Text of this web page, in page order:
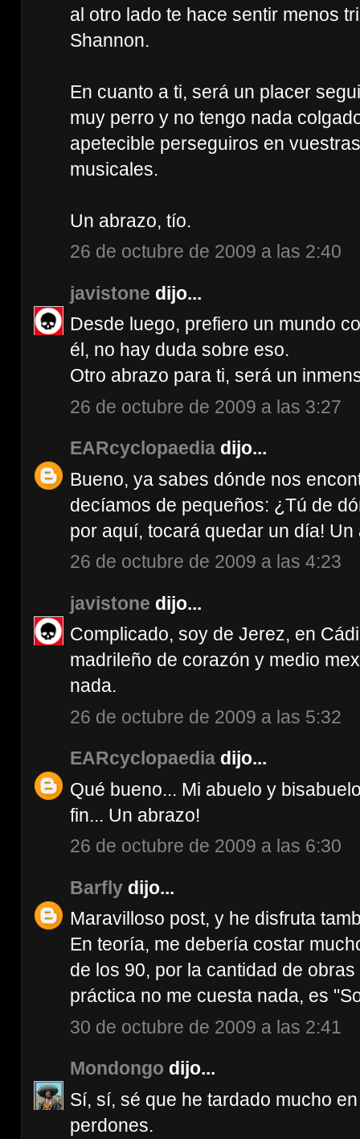
al otro lado te hace sentir menos
Shannon.
En cuanto a ti, será un placer
muy perro y no tengo nada
apetecible perseguiros en
musicales.
Un abrazo, tío.
26 de octubre de 2009 a las 2:40
javistone dijo...
Desde luego, prefiero un mundo
él, no hay duda sobre eso.
Otro abrazo para ti, será un
26 de octubre de 2009 a las 3:27
EARcyclopaedia dijo...
Bueno, ya sabes dónde nos
decíamos de pequeños: ¿Tú de
por aquí, tocará quedar un día!
26 de octubre de 2009 a las 4:23
javistone dijo...
Complicado, soy de Jerez, en
madrileño de corazón y medio
nada.
26 de octubre de 2009 a las 5:32
EARcyclopaedia dijo...
Qué bueno... Mi abuelo y
fin... Un abrazo!
26 de octubre de 2009 a las 6:30
Barfly dijo...
Maravilloso post, y he disfruta
En teoría, me debería costar
de los 90, por la cantidad de
práctica no me cuesta nada, es
30 de octubre de 2009 a las 2:41
Mondongo dijo...
Sí, sí, sé que he tardado mucho
perdones.